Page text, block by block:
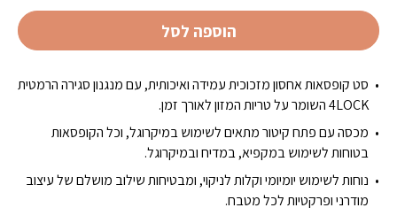
סט קופסאות אחסון מזכוכית עמידה ואיכותית, עם מנגנון סגירה הרמטית
4LOCK השומר על טריות המזון לאורך זמן.
מכסה עם פתח קיטור מתאים לשימוש במיקרוגל, וכל הקופסאות
בטוחות לשימוש במקפיא, במדיח ובמיקרוגל.
נוחות לשימוש יומיומי וקלות לניקוי, ומבטיחות שילוב מושלם של עיצוב
מודרני ופרקטיות לכל מטבח.
הוספה לסל